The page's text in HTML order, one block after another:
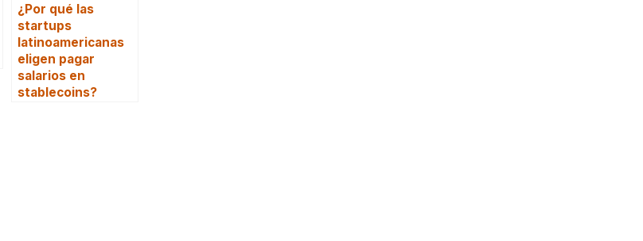
¿Por qué las
startups
latinoamericanas
eligen pagar
salarios en
stablecoins?